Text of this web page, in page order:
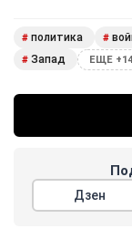
# политика #
# Запад ЕЩЕ +14
Дзен